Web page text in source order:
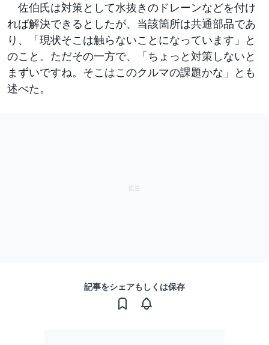
佐伯氏は対策として水抜きのドレーンなどを付け
れば解決できるとしたが、当該箇所は共通部品であ
り、「現状そこは触らないことになっています」と
のこと。ただその一方で、「ちょっと対策しないと
まずいですね。そこはこのクルマの課題かな」とも
述べた。
記事をシェアもしくは保存